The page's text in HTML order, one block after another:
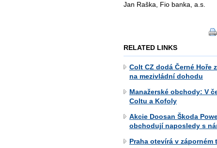
Jan Raška, Fio banka, a.s.
RELATED LINKS
Colt CZ dodá Černé Hoře
na mezivládní dohodu
Manažerské obchody: V
Coltu a Kofoly
Akcie Doosan Škoda
obchodují naposledy s
Praha otevírá v